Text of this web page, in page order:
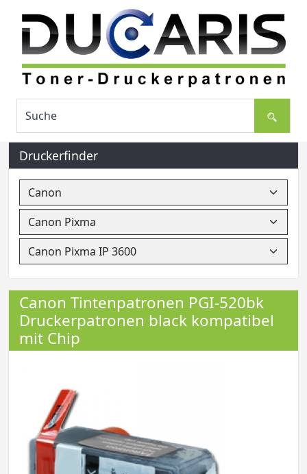
Druckerfinder
Canon Tintenpatronen PGI-520bk
Druckerpatronen black kompatibel
mit Chip